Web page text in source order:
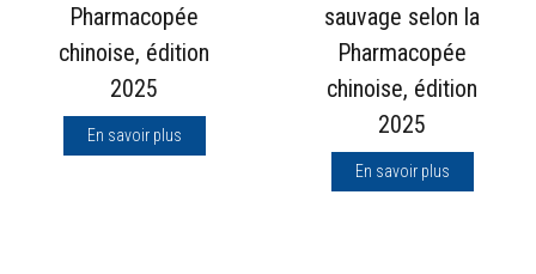
Pharmacopée
chinoise, édition
2025
En savoir plus
sauvage selon la
Pharmacopée
chinoise, édition
2025
En savoir plus